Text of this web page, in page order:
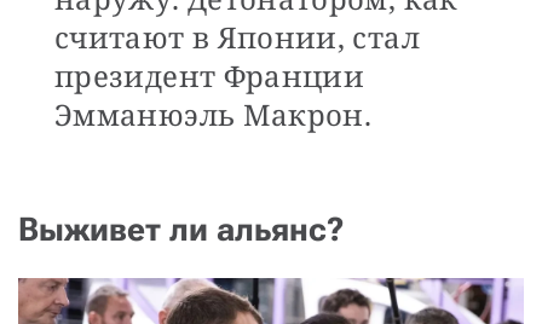
считают в Японии, стал
президент Франции
Эмманюэль Макрон.
Выживет ли альянс?